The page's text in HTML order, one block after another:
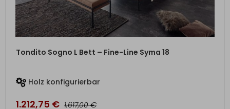
ZUM PRODUKT
Tondito Sogno L Bett – Fine-Line Syma 18
Holz konfigurierbar
1.212,75 € 1.617,00€